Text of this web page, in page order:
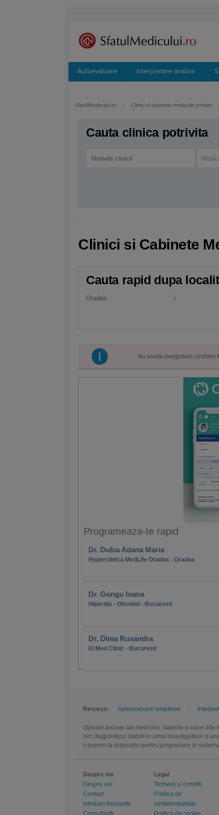
Autoevaluare Interpretare analize
SfatulMedicului.ro › Clinici si cabinete medicale private
Cauta clinica potrivita
Clinici si Cabinete
Cauta rapid dupa
Oradea 3
Nu exista inregistrari
Programeaza-te rapid
Dr. Dulca Adana Maria
Hyperclinica MedLife Oradea - Oradea
Dr. Gongu Ioana
Hiperdia - Oltenitei - Bucuresti
Dr. Dima Ruxandra
El Med Clinic - Bucuresti
Resurse: Autoevaluare simptome
Opiniile avizate ale medicilor, sfaturile si orice
nici diagnosticul stabilit in urma investigatiilor si
ii punem la dispozitie pentru programare in
Despre noi
Despre noi
Contact
Intrebari frecvente
Consultanti
Legal
Termeni si conditii
Politica de
confidentialitate
Politica de cookie